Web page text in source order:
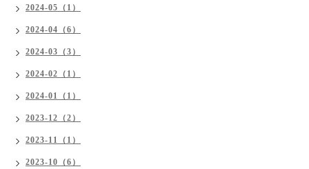
2024-05（1）
2024-04（6）
2024-03（3）
2024-02（1）
2024-01（1）
2023-12（2）
2023-11（1）
2023-10（6）